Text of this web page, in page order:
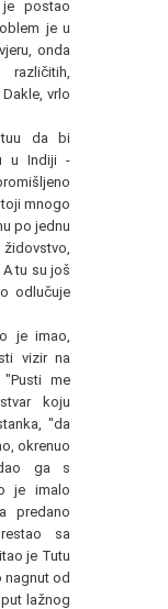
postao
je u
onda
vrlo
da bi
u Indiji -
mnogo
po jednu
tu su još
odlučuje
je imao,
vizir na
me
koju
"da
okrenuo
ga s
je imalo
predano
sa
je Tutu
nagnut od
lažnog